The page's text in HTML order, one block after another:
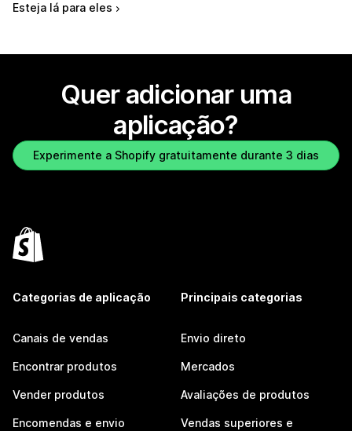
Esteja lá para eles
Quer adicionar uma
aplicação?
Experimente a Shopify gratuitamente durante 3 dias
Categorias de aplicação
Canais de vendas
Encontrar produtos
Vender produtos
Encomendas e envio
Principais categorias
Envio direto
Mercados
Avaliações de produtos
Vendas superiores e